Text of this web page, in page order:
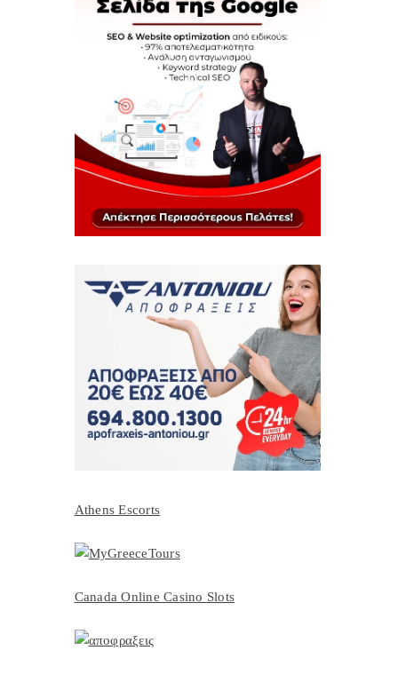
Athens Escorts
Canada Online Casino Slots